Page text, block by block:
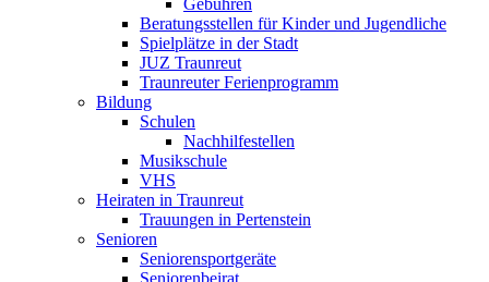
Gebühren
Beratungsstellen für Kinder und Jugendliche
Spielplätze in der Stadt
JUZ Traunreut
Traunreuter Ferienprogramm
Bildung
Schulen
Nachhilfestellen
Musikschule
VHS
Heiraten in Traunreut
Trauungen in Pertenstein
Senioren
Seniorensportgeräte
Seniorenbeirat